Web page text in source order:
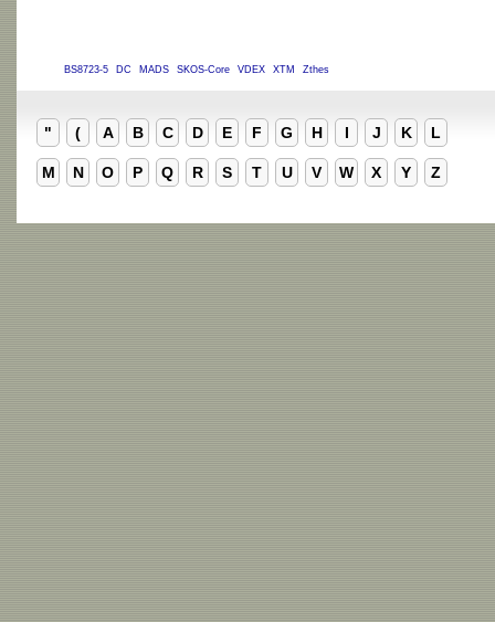
BS8723-5 DC MADS SKOS-Core VDEX XTM Zthes
" ( A B C D E F G H I J K L
M N O P Q R S T U V W X Y Z